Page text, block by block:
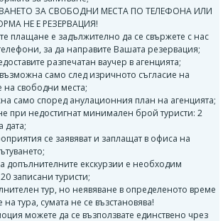
ЗА СВОБОДНИ МЕСТА ПО ТЕЛЕФОНА ИЛИ
НЕ Е РЕЗЕРВАЦИЯ!
плащане е задължително да се свържете с нас
за да направите Вашата резервация;
разпечатан ваучер в агенцията;
само след изричното съгласие на
на свободни места;
само според анулационния план на агенцията;
при недостигнат минимален брой туристи: 2
дата;
се заявяват и заплащат в офиса на
допълнителните екскурзии е необходим
записани туристи;
тур, но неявяване в определеното време
тура, сумата не се възстановява!
можете да се възползвате единствено чрез